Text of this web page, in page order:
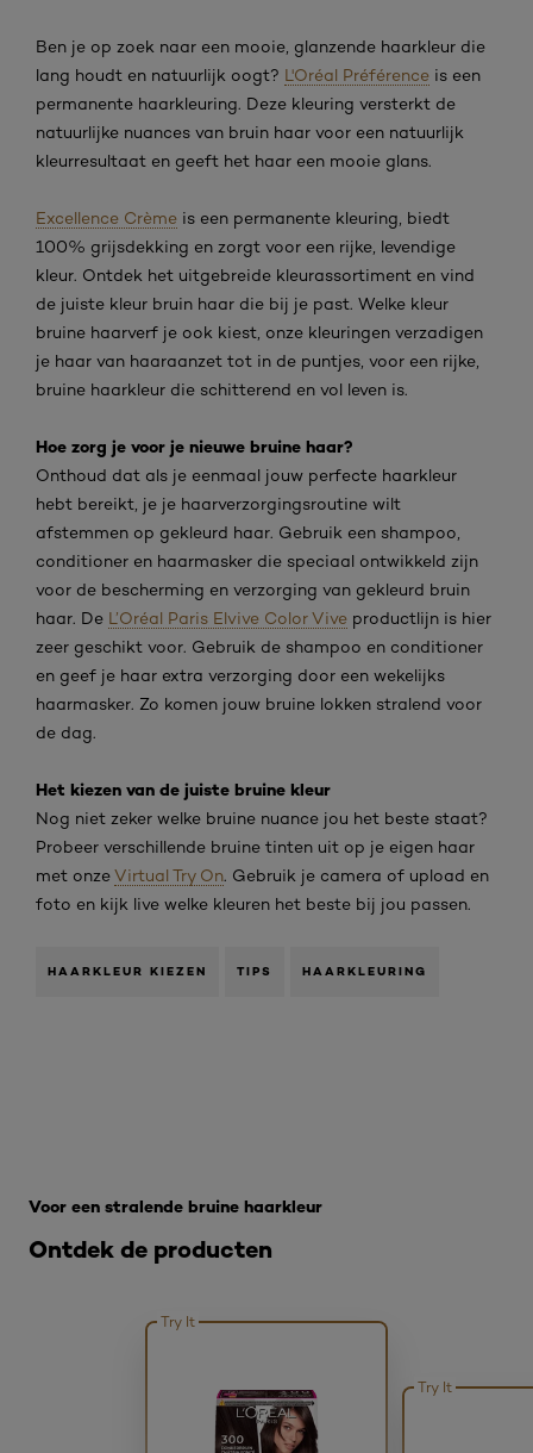
Ben je op zoek naar een mooie, glanzende haarkleur die
lang houdt en natuurlijk oogt? L'Oréal Préférence is een
permanente haarkleuring. Deze kleuring versterkt de
natuurlijke nuances van bruin haar voor een natuurlijk
kleurresultaat en geeft het haar een mooie glans.
Excellence Crème is een permanente kleuring, biedt
100% grijsdekking en zorgt voor een rijke, levendige
kleur. Ontdek het uitgebreide kleurassortiment en vind
de juiste kleur bruin haar die bij je past. Welke kleur
bruine haarverf je ook kiest, onze kleuringen verzadigen
je haar van haaraanzet tot in de puntjes, voor een rijke,
bruine haarkleur die schitterend en vol leven is.
Hoe zorg je voor je nieuwe bruine haar?
Onthoud dat als je eenmaal jouw perfecte haarkleur
hebt bereikt, je je haarverzorgingsroutine wilt
afstemmen op gekleurd haar. Gebruik een shampoo,
conditioner en haarmasker die speciaal ontwikkeld zijn
voor de bescherming en verzorging van gekleurd bruin
haar. De L’Oréal Paris Elvive Color Vive productlijn is hier
zeer geschikt voor. Gebruik de shampoo en conditioner
en geef je haar extra verzorging door een wekelijks
haarmasker. Zo komen jouw bruine lokken stralend voor
de dag.
Het kiezen van de juiste bruine kleur
Nog niet zeker welke bruine nuance jou het beste staat?
Probeer verschillende bruine tinten uit op je eigen haar
met onzeVirtual Try On. Gebruik je camera of upload en
foto en kijk live welke kleuren het beste bij jou passen.
HAARKLEUR KIEZEN TIPS HAARKLEURING
Ontdek de producten
Voor een stralende bruine haarkleur
Try It
Try It